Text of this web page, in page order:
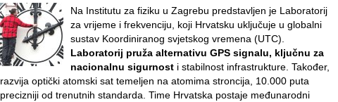
Na Institutu za fiziku u Zagrebu predstavljen je Laboratorij
za vrijeme i frekvenciju, koji Hrvatsku uključuje u globalni
sustav Koordiniranog svjetskog vremena (UTC).
Laboratorij pruža alternativu GPS signalu, ključnu za
nacionalnu sigurnost i stabilnost infrastrukture. Također,
razvija optički atomski sat temeljen na atomima stroncija, 10.000 puta
precizniji od trenutnih standarda. Time Hrvatska postaje međunarodni